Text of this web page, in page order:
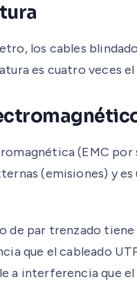
los cables
es cuatro veces
(EMC por
(emisiones) y
de par trenzado
que el cableado
a interferencia que el